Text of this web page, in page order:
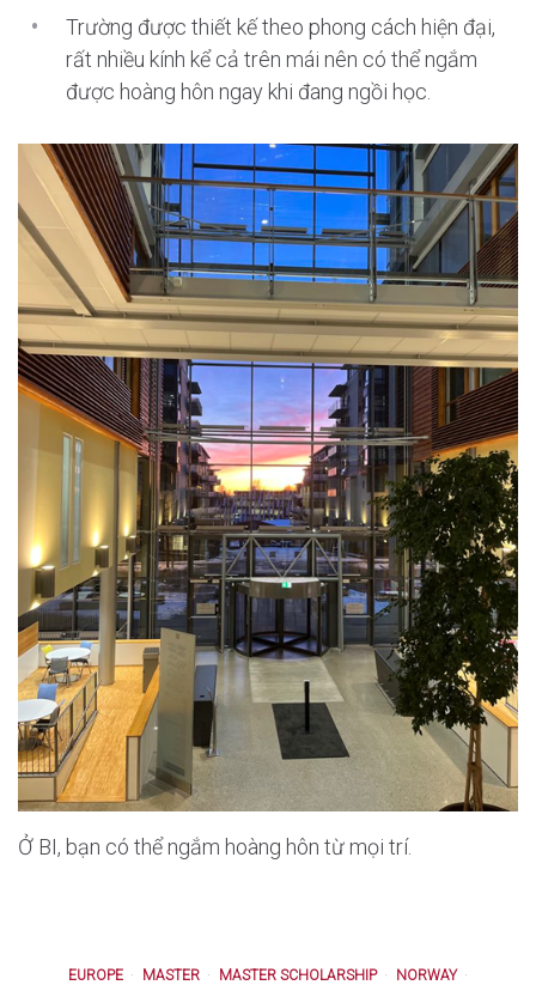
Trường được thiết kế theo phong cách hiện đại,
rất nhiều kính kể cả trên mái nên có thể ngắm
được hoàng hôn ngay khi đang ngồi học.
Ở BI, bạn có thể ngắm hoàng hôn từ mọi trí.
EUROPE MASTER MASTER SCHOLARSHIP NORWAY